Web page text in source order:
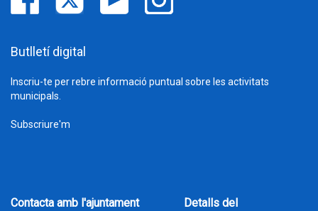
Butlletí digital
Inscriu-te per rebre informació puntual sobre les activitats
municipals.
Subscriure'm
Contacta amb l'ajuntament
Detalls del